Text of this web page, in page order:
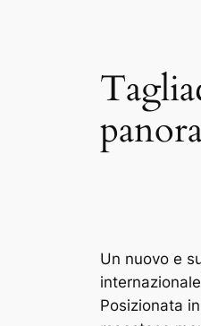
Un nuovo e
Posizionata